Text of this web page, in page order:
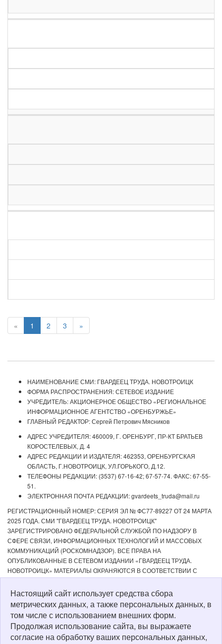
« 1 2 3 »
НАИМЕНОВАНИЕ СМИ: ГВАРДЕЕЦ ТРУДА. НОВОТРОИЦК
ФОРМА РАСПРОСТРАНЕНИЯ: СЕТЕВОЕ ИЗДАНИЕ
УЧРЕДИТЕЛЬ: АКЦИОНЕРНОЕ ОБЩЕСТВО «РЕГИОНАЛЬНОЕ
ИНФОРМАЦИОННОЕ АГЕНТСТВО «ОРЕНБУРЖЬЕ»
ГЛАВНЫЙ РЕДАКТОР: Сергей Петрович Мясников
АДРЕС УЧРЕДИТЕЛЯ: 460009, Г. ОРЕНБУРГ, ПР-КТ БРАТЬЕВ
КОРОСТЕЛЕВЫХ, Д. 4
АДРЕС РЕДАКЦИИ И ИЗДАТЕЛЯ: 462353, ОРЕНБУРГСКАЯ
ОБЛАСТЬ, Г.НОВОТРОИЦК, УЛ.ГОРЬКОГО, Д.12.
ТЕЛЕФОНЫ РЕДАКЦИИ: (3537) 67-16-42; 67-57-74. ФАКС: 67-55-
51.
ЭЛЕКТРОННАЯ ПОЧТА РЕДАКЦИИ: gvardeets_truda@mail.ru
РЕГИСТРАЦИОННЫЙ НОМЕР: СЕРИЯ ЭЛ № ФС77-89227 ОТ 24 МАРТА
2025 ГОДА. СМИ "ГВАРДЕЕЦ ТРУДА. НОВОТРОИЦК"
ЗАРЕГИСТРИРОВАНО ФЕДЕРАЛЬНОЙ СЛУЖБОЙ ПО НАДЗОРУ В
СФЕРЕ СВЯЗИ, ИНФОРМАЦИОННЫХ ТЕХНОЛОГИЙ И МАССОВЫХ
КОММУНИКАЦИЙ (РОСКОМНАДЗОР). ВСЕ ПРАВА НА
ОПУБЛИКОВАННЫЕ В СЕТЕВОМ ИЗДАНИИ «ГВАРДЕЕЦ ТРУДА.
НОВОТРОИЦК» МАТЕРИАЛЫ ОХРАНЯЮТСЯ В СООТВЕТСТВИИ С
ЗАКОНОДАТЕЛЬСТВОМ РФ. ЛЮБОЕ ИСПОЛЬЗОВАНИЕ МАТЕРИАЛОВ
ДОПУСКАЕТСЯ ТОЛЬКО ПО СОГЛАСОВАНИЮ С РЕДАКЦИЕЙ С
ОБЯЗАТЕЛЬНОЙ АКТИВНОЙ ССЫЛКОЙ НА ИСТОЧНИК. РЕДАКЦИЯ НЕ
НЕСЕТ ОТВЕТСТВЕННОСТИ ЗА ДОСТОВЕРНОСТЬ РЕКЛАМНЫХ
МАТЕРИАЛОВ, РАЗМЕЩЕННЫХ В СЕТЕВОМ ИЗДАНИИ «ГВАРДЕЕЦ
ТРУДА. НОВОТРОИЦК», А ТАКЖЕ ЗА СОДЕРЖАНИЕ ВЕБ-САЙТОВ, НА
КОТОРЫЕ ДАНЫ ГИПЕРССЫЛКИ. ДЛЯ ДЕТЕЙ СТАРШЕ 16 ЛЕТ.
Настоящий сайт использует средства сбора
метрических данных, а также персональных данных, в
том числе с использованием внешних форм.
Продолжая использование сайта, вы выражаете
согласие на обработку ваших персональных данных,